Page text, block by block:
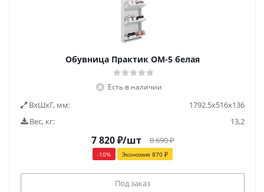
Обувница Практик ОМ-5 белая
Есть в наличии
ВxШxГ, мм:
1792.5x516x136
Вес, кг:
13,2
7 820₽/шт 8 690₽
-10% Экономия 870 ₽
Под заказ